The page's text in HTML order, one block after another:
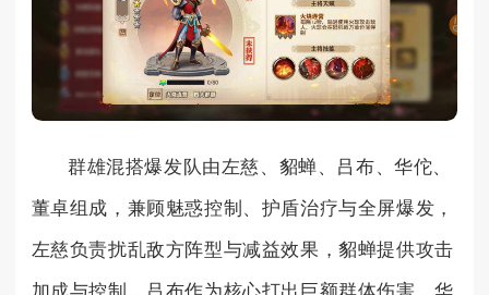
群雄混搭爆发队由左慈、貂蝉、吕布、华佗、
董卓组成，兼顾魅惑控制、护盾治疗与全屏爆发，
左慈负责扰乱敌方阵型与减益效果，貂蝉提供攻击
加成与控制，吕布作为核心打出巨额群体伤害，华